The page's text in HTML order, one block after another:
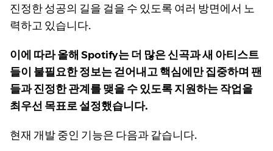
진정한 성공의 길을 걸을 수 있도록 여러 방면에서 노
력하고 있습니다.
이에 따라 올해 Spotify는 더 많은 신곡과 새 아티스트
들이 불필요한 정보는 걷어내고 핵심에만 집중하며 팬
들과 진정한 관계를 맺을 수 있도록 지원하는 작업을
최우선 목표로 설정했습니다.
현재 개발 중인 기능은 다음과 같습니다.